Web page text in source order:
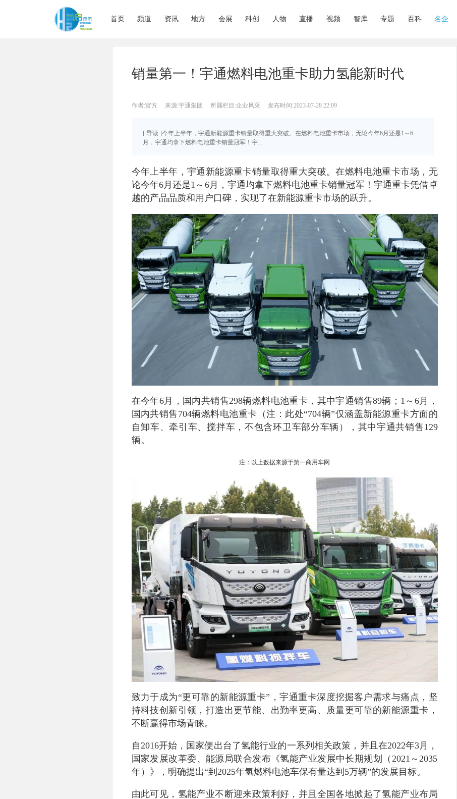
首页 频道 资讯 地方 会展 科创 人物 直播 视频 智库 专题 百科 名企
销量第一！宇通燃料电池重卡助力氢能新时代
作者:官方 来源:宇通集团 所属栏目:企业风采 发布时间:2023-07-28 22:09
[ 导读 ]今年上半年，宇通新能源重卡销量取得重大突破。在燃料电池重卡市场，无论今年6月还是1～6
月，宇通均拿下燃料电池重卡销量冠军！宇...
今年上半年，宇通新能源重卡销量取得重大突破。在燃料电池重卡市场，无
论今年6月还是1～6月，宇通均拿下燃料电池重卡销量冠军！宇通重卡凭借卓
越的产品品质和用户口碑，实现了在新能源重卡市场的跃升。
在今年6月，国内共销售298辆燃料电池重卡，其中宇通销售89辆；1～6月，
国内共销售704辆燃料电池重卡（注：此处“704辆”仅涵盖新能源重卡方面的
自卸车、牵引车、搅拌车，不包含环卫车部分车辆），其中宇通共销售129
辆。
注：以上数据来源于第一商用车网
致力于成为“更可靠的新能源重卡”，宇通重卡深度挖掘客户需求与痛点，坚
持科技创新引领，打造出更节能、出勤率更高、质量更可靠的新能源重卡，
不断赢得市场青睐。
自2016开始，国家便出台了氢能行业的一系列相关政策，并且在2022年3月，
国家发展改革委、能源局联合发布《氢能产业发展中长期规划（2021～2035
年）》，明确提出“到2025年氢燃料电池车保有量达到5万辆”的发展目标。
由此可见，氢能产业不断迎来政策利好，并且全国各地掀起了氢能产业布局